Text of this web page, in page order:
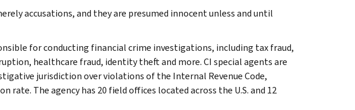
accusations, and they are presumed innocent unless and until
for conducting financial crime investigations, including tax fraud,
healthcare fraud, identity theft and more. CI special agents are
jurisdiction over violations of the Internal Revenue Code,
The agency has 20 field offices located across the U.S. and 12